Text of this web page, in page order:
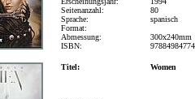
Seitenanzahl:
Sprache:
Format:
Abmessung:
ISBN:
80
spanisch
300x240mm
Titel: Women